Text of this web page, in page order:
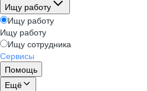
Ищу работу
Ищу работу
Ищу работу
Ищу сотрудника
Сервисы
Помощь
Ещё